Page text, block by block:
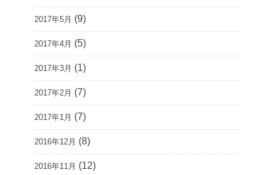
2017年5月 (9)
2017年4月 (5)
2017年3月 (1)
2017年2月 (7)
2017年1月 (7)
2016年12月 (8)
2016年11月 (12)